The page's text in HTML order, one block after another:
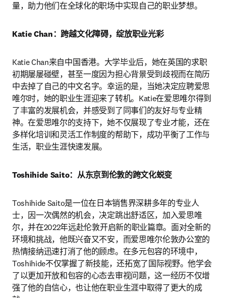
量，助力他们在全球化的职场中实现自己的职业梦想。
Katie Chan：跨越文化障碍，绽放职业光彩
Katie Chan来自中国香港。大学毕业后，她在英国的求职
初期屡屡碰壁，甚至一度因为担心背景受到歧视而在简历
中去掉了自己的中文名字。幸运的是，当她决定应聘爱思
唯尔时，她的职业生涯迎来了转机。Katie在爱思唯尔得到
了丰富的发展机会，并感受到了同事们的友好与专业精
神。在爱思唯尔的支持下，她不仅展现了专业才能，还在
多样化培训和灵活工作制度的帮助下，成功平衡了工作与
生活，职业生涯快速发展。
Toshihide Saito：从东京到伦敦的跨文化蜕变
Toshihide Saito是一位在日本销售界深耕多年的专业人
士，因一次偶然的机会，决定跳出舒适区，加入爱思唯
尔，并在2022年远赴伦敦开启新的职业篇章。面对全新的
环境和挑战，他既兴奋又不安，而爱思唯尔伦敦办公室的
热情接纳迅速打消了他的顾虑。在多元包容的环境中，
Toshihide不仅掌握了新技能，还拓宽了国际视野。他学会
了以更加开放和包容的心态去审视问题，这一经历不仅增
强了他的自信心，也让他在职业生涯中取得了更大的成